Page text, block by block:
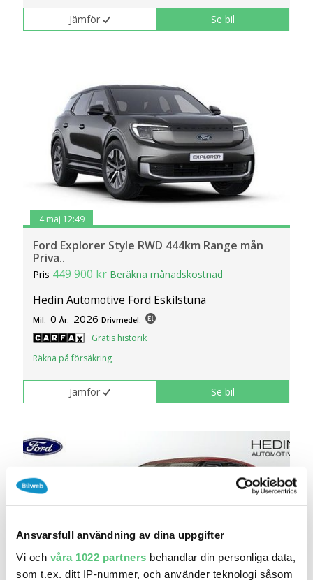
Ansvarsfull användning av dina uppgifter
Vi och våra 1022 partners behandlar din personliga data,
som t.ex. ditt IP-nummer, och använder teknologi såsom
Jämför Se bil
4 maj 12:49
Ford Explorer Style RWD 444km Range mån
Priva..
Pris 449 900 kr Beräkna månadskostnad
Hedin Automotive Ford Eskilstuna
Mil: 0 År: 2026 Drivmedel:
Gratis historik
Räkna på försäkring
Jämför Se bil